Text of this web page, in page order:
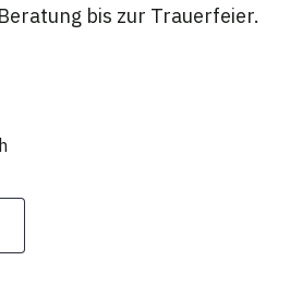
bis zur Trauerfeier.